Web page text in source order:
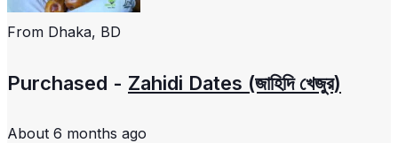
From Dhaka, BD
Purchased - Zahidi Dates (জাহিদি খেজুর)
About 6 months ago